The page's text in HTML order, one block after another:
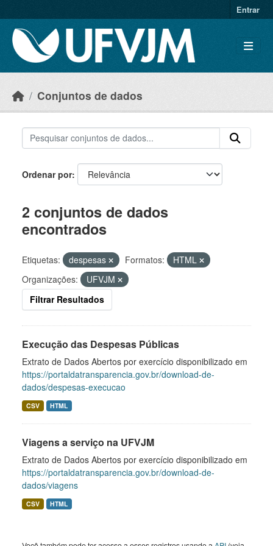
Entrar
Conjuntos de dados
Ordenar por
2 conjuntos de dados
encontrados
Etiquetas: despesas Formatos:
HTML
Organizações:
UFVJM
Filtrar Resultados
Execução das Despesas Públicas
Extrato de Dados Abertos por exercício disponibilizado em
https://portaldatransparencia.gov.br/download-de-
dados/despesas-execucao
CSV HTML
Viagens a serviço na UFVJM
Extrato de Dados Abertos por exercício disponibilizado em
https://portaldatransparencia.gov.br/download-de-
dados/viagens
CSV HTML